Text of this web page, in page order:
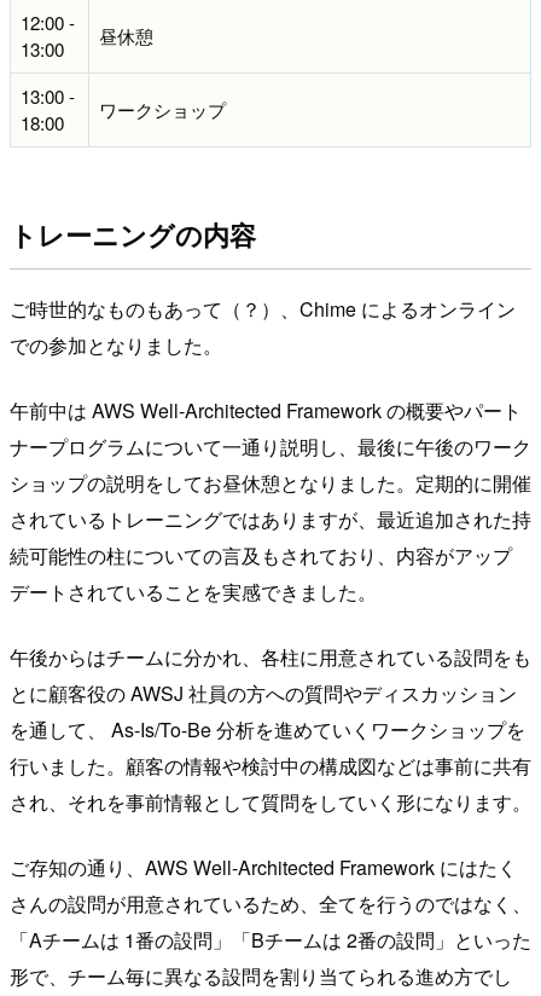
12:00 -
13:00
昼休憩
13:00 -
18:00
ワークショップ
トレーニングの内容
ご時世的なものもあって（？）、Chime によるオンライン
での参加となりました。
午前中は AWS Well-Architected Framework の概要やパート
ナープログラムについて一通り説明し、最後に午後のワーク
ショップの説明をしてお昼休憩となりました。定期的に開催
されているトレーニングではありますが、最近追加された持
続可能性の柱についての言及もされており、内容がアップ
デートされていることを実感できました。
午後からはチームに分かれ、各柱に用意されている設問をも
とに顧客役の AWSJ 社員の方への質問やディスカッション
を通して、 As-Is/To-Be 分析を進めていくワークショップを
行いました。顧客の情報や検討中の構成図などは事前に共有
され、それを事前情報として質問をしていく形になります。
ご存知の通り、AWS Well-Architected Framework にはたく
さんの設問が用意されているため、全てを行うのではなく、
「Aチームは 1番の設問」「Bチームは 2番の設問」といった
形で、チーム毎に異なる設問を割り当てられる進め方でし